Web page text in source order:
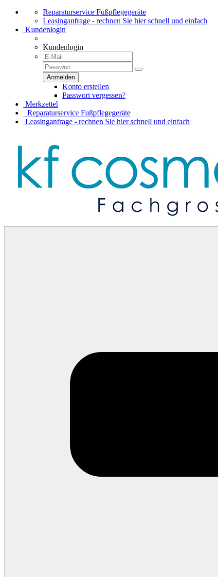
Reparaturservice Fußpflegegeräte
Leasinganfrage - rechnen Sie hier schnell und einfach
Kundenlogin
Kundenlogin
Konto erstellen
Passwort vergessen?
Merkzettel
Reparaturservice Fußpflegegeräte
Leasinganfrage - rechnen Sie hier schnell und einfach